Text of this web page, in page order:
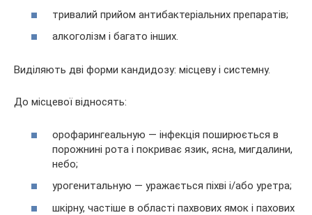
тривалий прийом антибактеріальних препаратів;
алкоголізм і багато інших.
Виділяють дві форми кандидозу: місцеву і системну.
До місцевої відносять:
орофарингеальную — інфекція поширюється в
порожнині рота і покриває язик, ясна, мигдалини,
небо;
урогенитальную — уражається піхві і/або уретра;
шкірну, частіше в області пахвових ямок і пахових